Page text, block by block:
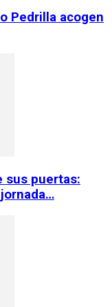
Pedrilla acogen
sus puertas: